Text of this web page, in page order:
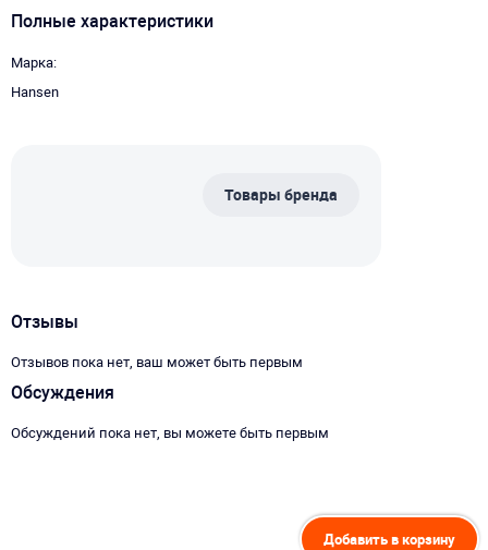
Полные характеристики
Марка
Hansen
Товары бренда
Отзывы
Отзывов пока нет, ваш может быть первым
Обсуждения
Обсуждений пока нет, вы можете быть первым
Добавить в корзину